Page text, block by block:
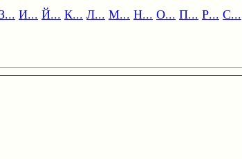
И... Й... К... Л... М... Н... О... П... Р... С...